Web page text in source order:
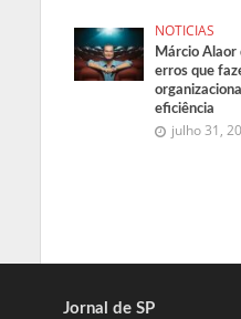
NOTICIAS
Márcio Alaor
erros que
eficiência
julho 31,
Jornal de SP